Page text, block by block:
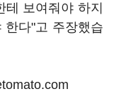
보여줘야 하지
한다"고 주장했습